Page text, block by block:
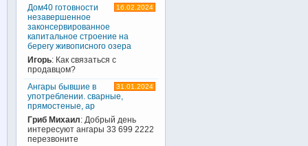
16.02.2024
Дом40 готовности
незавершенное
законсервированное
капитальное строение на
берегу живописного озера
Игорь: Как связаться с
продавцом?
31.01.2024
Ангары бывшие в
употреблении. сварные,
прямостеные, ар
Гриб Михаил: Добрый день
интересуют ангары 33 699 2222
перезвоните